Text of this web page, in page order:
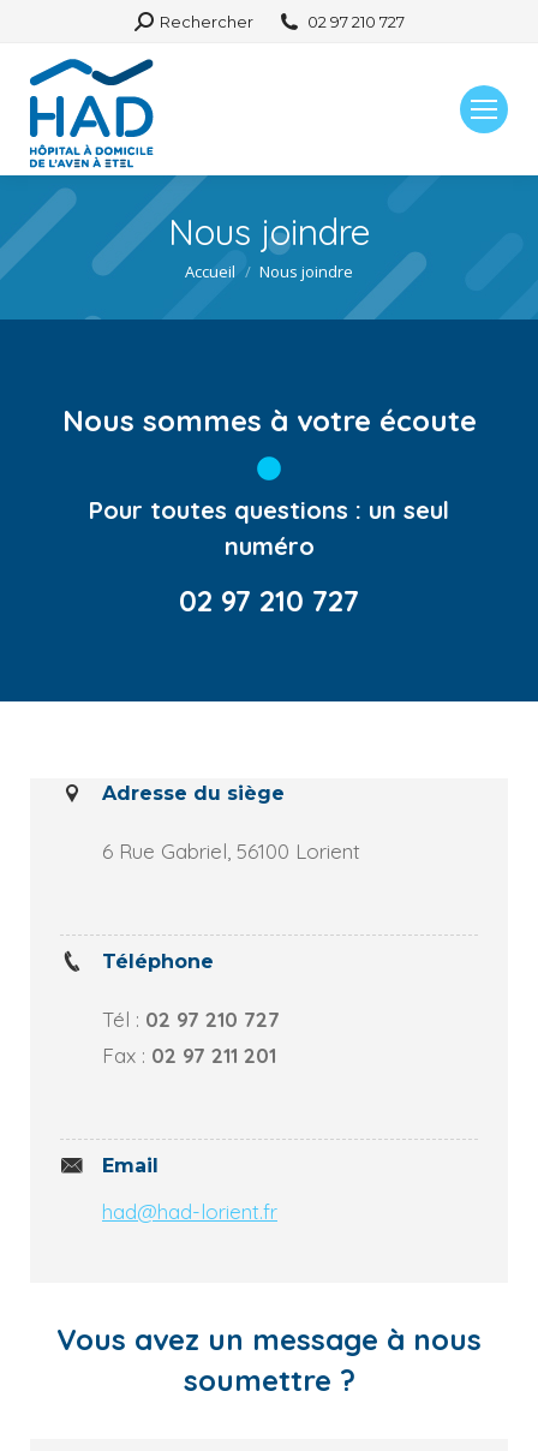
Search:
Rechercher 02 97 210 727
Nous joindre
Vous êtes ici :
Accueil Nous joindre
Nous sommes à votre écoute
Pour toutes questions : un seul
numéro
02 97 210 727
Adresse du siège
6 Rue Gabriel, 56100 Lorient
Téléphone
Tél : 02 97 210 727
Fax : 02 97 211 201
Email
had@had-lorient.fr
Vous avez un message à nous
soumettre ?